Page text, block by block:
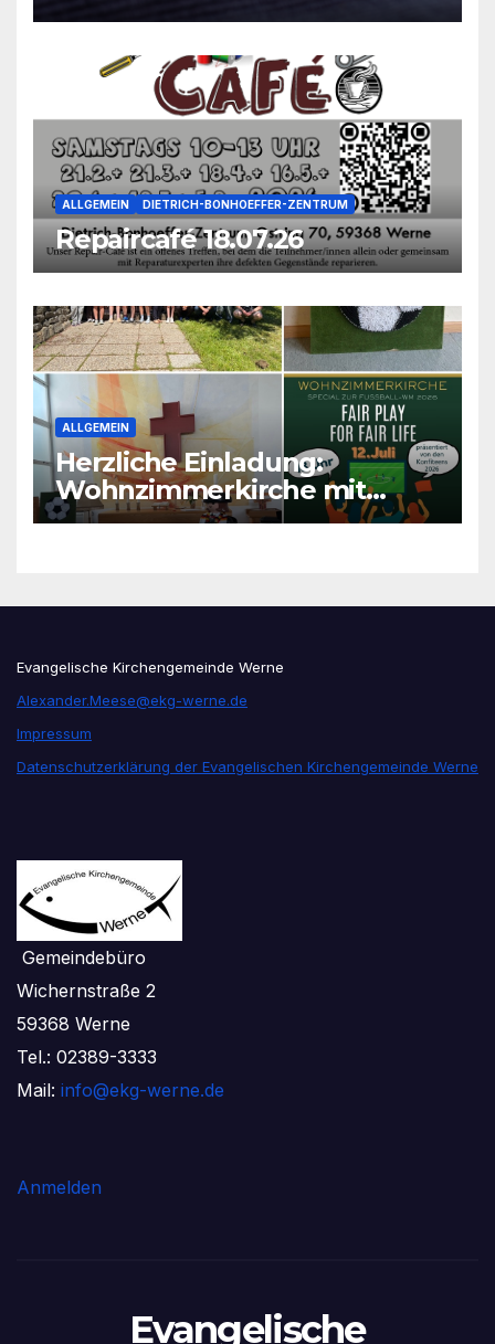
ALLGEMEIN DIETRICH-BONHOEFFER-ZENTRUM
Repaircafé 18.07.26
ALLGEMEIN
Herzliche Einladung:
Wohnzimmerkirche mit
unseren Konfis
Evangelische Kirchengemeinde Werne
Alexander.Meese@ekg-werne.de
Impressum
Datenschutzerklärung der Evangelischen Kirchengemeinde Werne
Gemeindebüro
Wichernstraße 2
59368 Werne
Tel.: 02389-3333
Mail: info@ekg-werne.de
Anmelden
Evangelische